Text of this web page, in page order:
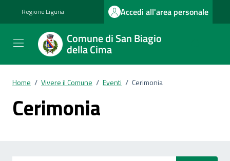
Regione Liguria Accedi all'area personale
Comune di San Biagio
della Cima
Home / Vivere il Comune / Eventi / Cerimonia
Cerimonia
Esplora tutti i documenti